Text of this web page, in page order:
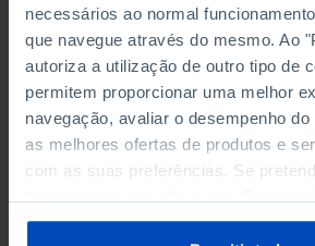
necessários ao normal
que navegue através do mesmo. Ao
autoriza a utilização de outro tipo de
permitem proporcionar uma melhor
navegação, avaliar o desempenho
as melhores ofertas de produtos e
com as suas preferências. Se
sobre cookies através da gestão de
facilitar a definição de políticas
adequadas aos desafios que o
para o problema do